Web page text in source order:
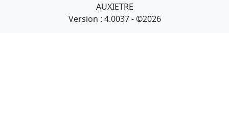
AUXIETRE
Version : 4.0037 - ©2026